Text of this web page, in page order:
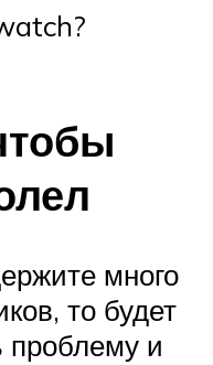
много
то будет
проблему и